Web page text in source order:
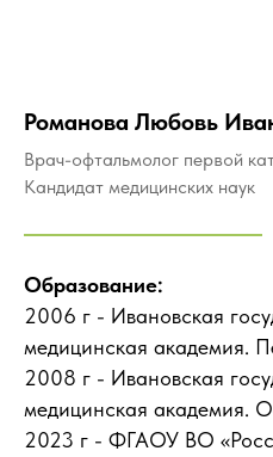
Романова Любовь
Врач-офтальмолог первой
Кандидат медицинских наук
Образование:
2006 г - Ивановская
медицинская академия.
2008 г - Ивановская
медицинская академия.
2023 г - ФГАОУ ВО